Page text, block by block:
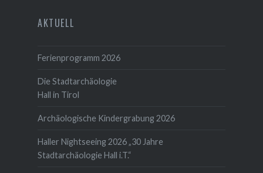
AKTUELL
Ferienprogramm 2026
Die Stadtarchäologie
Hall in Tirol
Archäologische Kindergrabung 2026
Haller Nightseeing 2026 „30 Jahre
Stadtarchäologie Hall i.T.“